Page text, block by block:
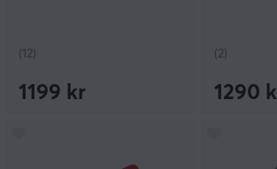
(12)
1199 kr
(2)
1290